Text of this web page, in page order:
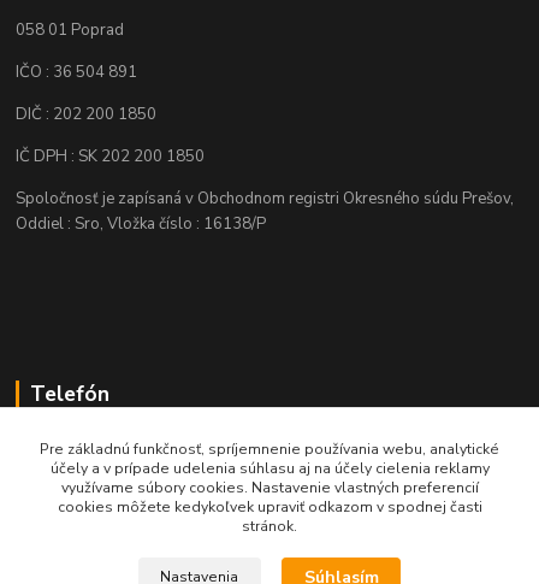
058 01 Poprad
IČO : 36 504 891
DIČ : 202 200 1850
IČ DPH : SK 202 200 1850
Spoločnosť je zapísaná v Obchodnom registri Okresného súdu Prešov,
Oddiel : Sro, Vložka číslo : 16138/P
Telefón
+421 905 622 625
obchod@nozeplus.sk
Pre základnú funkčnosť, spríjemnenie používania webu, analytické
účely a v prípade udelenia súhlasu aj na účely cielenia reklamy
využívame súbory cookies. Nastavenie vlastných preferencií
cookies môžete kedykoľvek upraviť odkazom v spodnej časti
stránok.
Nastavenia Súhlasím